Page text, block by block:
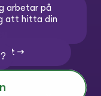
→
arbetar på
att hitta din